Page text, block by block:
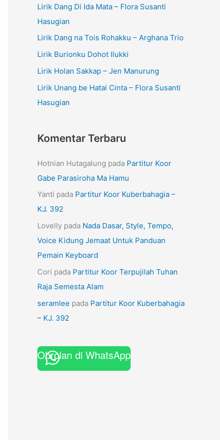
Lirik Dang Di Ida Mata – Flora Susanti
Hasugian
Lirik Dang na Tois Rohakku – Arghana Trio
Lirik Burionku Dohot Ilukki
Lirik Holan Sakkap – Jen Manurung
Lirik Unang be Hatai Cinta – Flora Susanti
Hasugian
Komentar Terbaru
Hotnian Hutagalung pada Partitur Koor
Gabe Parasiroha Ma Hamu
Yanti pada Partitur Koor Kuberbahagia –
KJ. 392
Lovelly pada Nada Dasar, Style, Tempo,
Voice Kidung Jemaat Untuk Panduan
Pemain Keyboard
Cori pada Partitur Koor Terpujilah Tuhan
Raja Semesta Alam
seramlee pada Partitur Koor Kuberbahagia
– KJ. 392
Obrolan di WhatsApp